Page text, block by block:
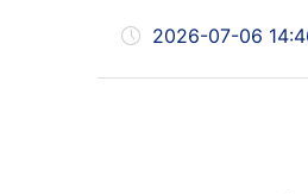
2026-07-06